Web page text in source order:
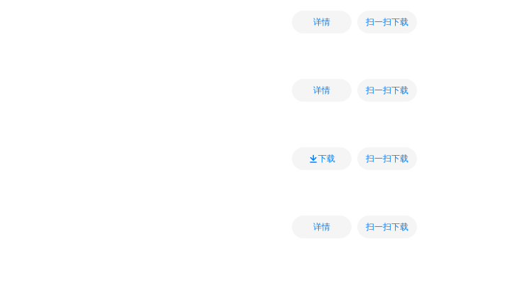
详情 扫一扫下载
详情 扫一扫下载
下载 扫一扫下载
详情 扫一扫下载